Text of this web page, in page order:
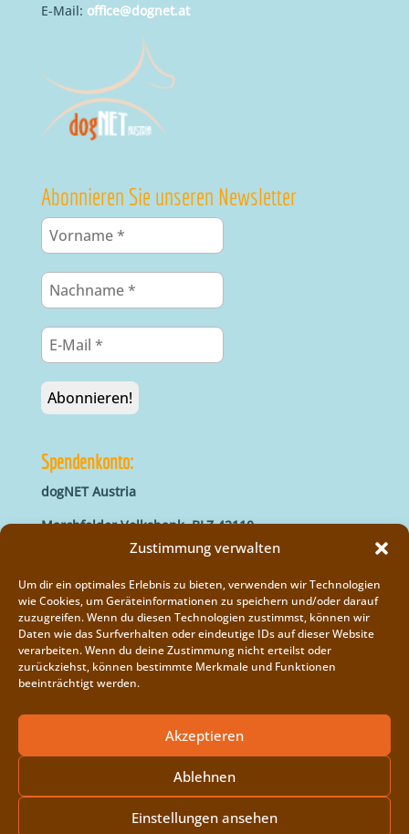
Zustimmung verwalten
Um dir ein optimales Erlebnis zu bieten, verwenden wir Technologien
wie Cookies, um Geräteinformationen zu speichern und/oder darauf
zuzugreifen. Wenn du diesen Technologien zustimmst, können wir
Daten wie das Surfverhalten oder eindeutige IDs auf dieser Website
verarbeiten. Wenn du deine Zustimmung nicht erteilst oder
zurückziehst, können bestimmte Merkmale und Funktionen
beeinträchtigt werden.
Akzeptieren
Ablehnen
Einstellungen ansehen
E-Mail: office@dognet.at
Abonnieren Sie unseren Newsletter
Spendenkonto:
dogNET Austria
Marchfelder Volksbank, BLZ 42110
IBAN: AT66 4211 0421 5000 0000
Cookie-Richtlinie (EU)